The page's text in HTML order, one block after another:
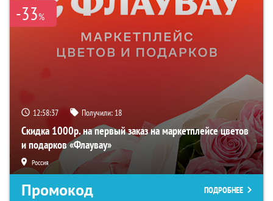
-33%
12:58:36 Получили: 18
Скидка 1000р. на первый заказ на маркетплейсе цветов
и подарков «Флаувау»
Россия
Промокод ПОДРОБНЕЕ